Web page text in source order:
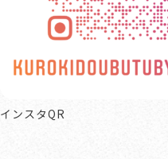
インスタQR